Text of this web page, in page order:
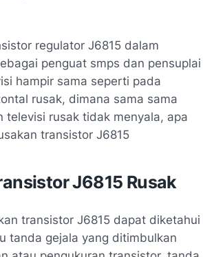
regulator J6815 dalam
penguat smps dan pensuplai
hampir sama seperti pada
rusak, dimana sama sama
televisi rusak tidak menyala, apa
transistor J6815
J6815 Rusak
transistor J6815 dapat diketahui
tanda gejala yang ditimbulkan